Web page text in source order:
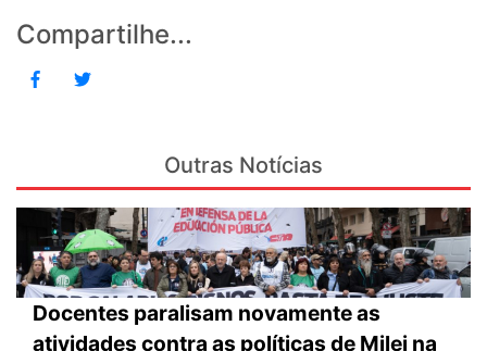
Compartilhe...
Outras Notícias
Docentes paralisam novamente as
atividades contra as políticas de Milei na